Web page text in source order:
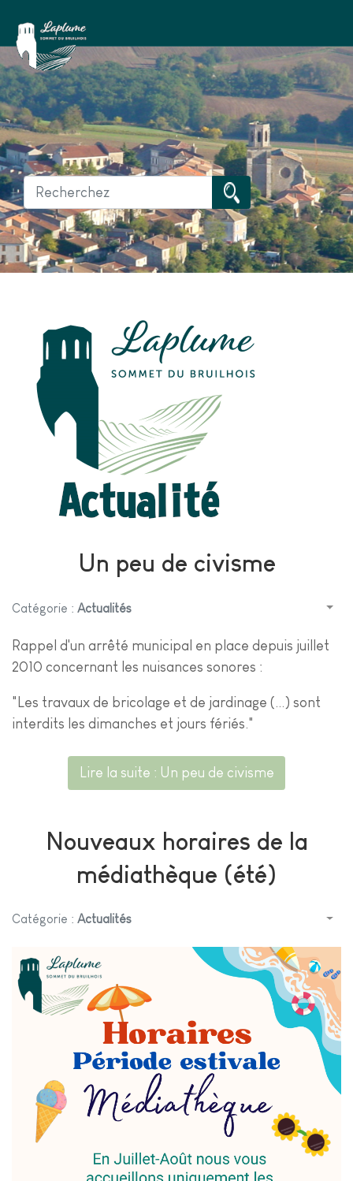
Un peu de civisme
Catégorie : Actualités
Rappel d'un arrêté municipal en place depuis juillet
2010 concernant les nuisances sonores :
"Les travaux de bricolage et de jardinage (...) sont
interdits les dimanches et jours fériés."
Lire la suite : Un peu de civisme
Nouveaux horaires de la
médiathèque (été)
Catégorie : Actualités